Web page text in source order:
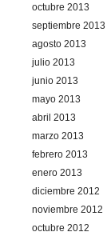
octubre 2013
septiembre 2013
agosto 2013
julio 2013
junio 2013
mayo 2013
abril 2013
marzo 2013
febrero 2013
enero 2013
diciembre 2012
noviembre 2012
octubre 2012